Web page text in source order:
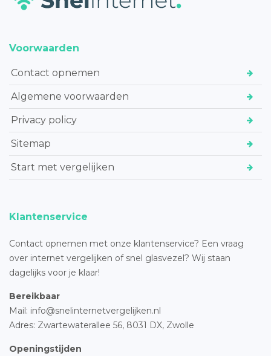
Voorwaarden
Contact opnemen
Algemene voorwaarden
Privacy policy
Sitemap
Start met vergelijken
Klantenservice
Contact opnemen met onze klantenservice? Een vraag
over internet vergelijken of snel glasvezel? Wij staan
dagelijks voor je klaar!
Bereikbaar
Mail: info@snelinternetvergelijken.nl
Adres: Zwartewaterallee 56, 8031 DX, Zwolle
Openingstijden